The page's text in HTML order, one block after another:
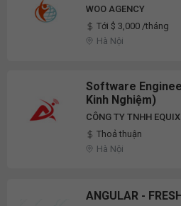
WOO AGENCY
Tới $ 3,000 /tháng
Hà Nội
Software
Kinh Nghiệm)
CÔNG TY TNHH
Thoả thuận
Hà Nội
ANGULAR -